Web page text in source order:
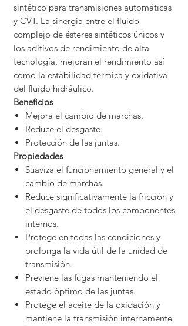
sintético para transmisiones automáticas
y CVT. La sinergia entre el fluido
complejo de ésteres sintéticos únicos y
los aditivos de rendimiento de alta
tecnología, mejoran el rendimiento así
como la estabilidad térmica y oxidativa
del fluido hidráulico.
Beneficios
Mejora el cambio de marchas.
Reduce el desgaste.
Protección de las juntas.
Propiedades
Suaviza el funcionamiento general y el
cambio de marchas.
Reduce significativamente la fricción y
el desgaste de todos los componentes
internos.
Protege en todas las condiciones y
prolonga la vida útil de la unidad de
transmisión.
Previene las fugas manteniendo el
estado óptimo de las juntas.
Protege el aceite de la oxidación y
mantiene la transmisión internamente